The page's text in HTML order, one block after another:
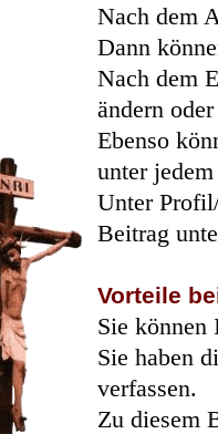
Nach dem
Dann
Nach dem
ändern
Ebenso
unter
Unter
Beitrag
Vorteile
Sie können
Sie haben
verfassen.
Zu diesem